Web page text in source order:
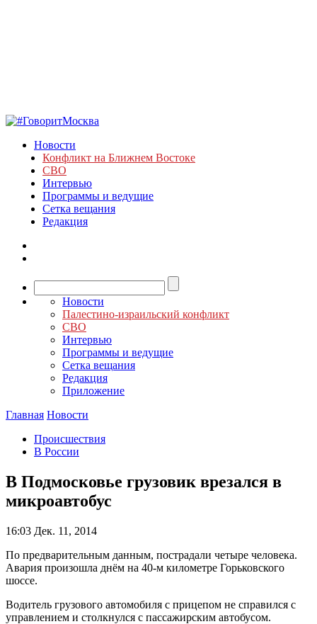
Новости
Конфликт на Ближнем Востоке
СВО
Интервью
Программы и ведущие
Сетка вещания
Редакция
Новости
Палестино-израильский конфликт
СВО
Интервью
Программы и ведущие
Сетка вещания
Редакция
Приложение
Главная Новости
Происшествия
В России
В Подмосковье грузовик врезался в
микроавтобус
16:03 Дек. 11, 2014
По предварительным данным, пострадали четыре человека.
Авария произошла днём на 40-м километре Горьковского
шоссе.
Водитель грузового автомобиля с прицепом не справился с
управлением и столкнулся с пассажирским автобусом.